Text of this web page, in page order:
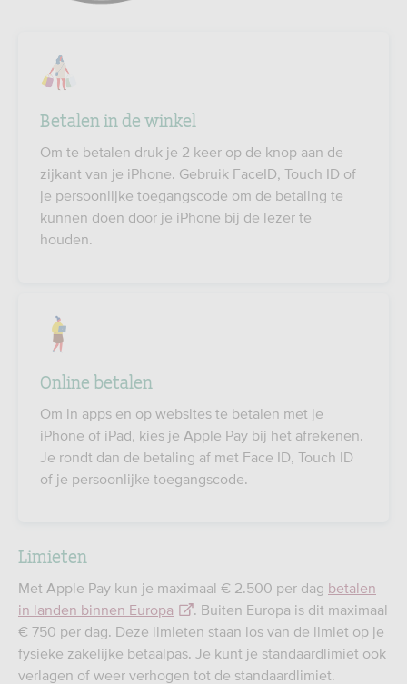
Betalen in de winkel
Om te betalen druk je 2 keer op de knop aan de
zijkant van je iPhone. Gebruik FaceID, Touch ID of
je persoonlijke toegangscode om de betaling te
kunnen doen door je iPhone bij de lezer te
houden.
Online betalen
Om in apps en op websites te betalen met je
iPhone of iPad, kies je Apple Pay bij het afrekenen.
Je rondt dan de betaling af met Face ID, Touch ID
of je persoonlijke toegangscode.
Limieten
Met Apple Pay kun je maximaal € 2.500 per dag betalen
in landen binnen Europa
. Buiten Europa is dit maximaal
€ 750 per dag. Deze limieten staan los van de limiet op je
fysieke zakelijke betaalpas. Je kunt je standaardlimiet ook
verlagen of weer verhogen tot de standaardlimiet.